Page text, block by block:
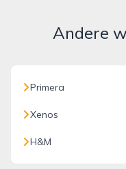
Andere
Primera
Xenos
H&M